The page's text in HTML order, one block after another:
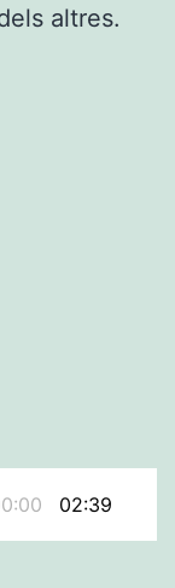
altres.
02:39